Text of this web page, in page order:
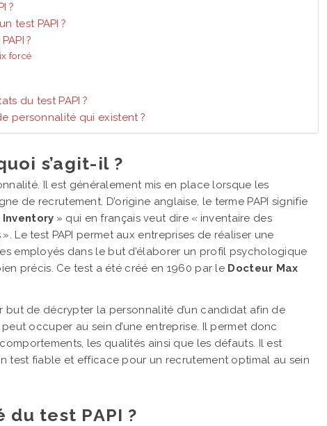
?
test PAPI ?
?
forcé
du test PAPI ?
personnalité qui existent ?
s’agit-il ?
Il est généralement mis en place lorsque les
de recrutement. D’origine anglaise, le terme PAPI signifie
» qui en français veut dire « inventaire des
Le test PAPI permet aux entreprises de réaliser une
employés dans le but d’élaborer un profil psychologique
précis. Ce test a été créé en 1960 par le Docteur Max
but de décrypter la personnalité d’un candidat afin de
occuper au sein d’une entreprise. Il permet donc
les qualités ainsi que les défauts. Il est
test fiable et efficace pour un recrutement optimal au sein
test PAPI ?